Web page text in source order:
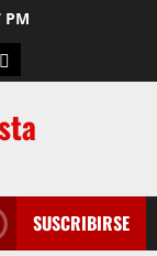
PM
SUSCRIBIRSE